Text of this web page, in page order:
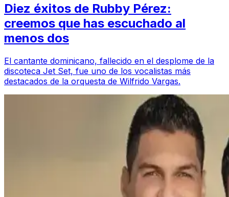
Diez éxitos de Rubby Pérez:
creemos que has escuchado al
menos dos
El cantante dominicano, fallecido en el desplome de la
discoteca Jet Set, fue uno de los vocalistas más
destacados de la orquesta de Wilfrido Vargas.